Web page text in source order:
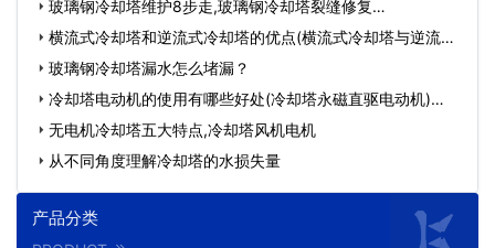
玻璃钢冷却塔维护8步走,玻璃钢冷却塔裂缝修复…
横流式冷却塔和逆流式冷却塔的优点(横流式冷却塔与逆流冷
却…玻璃钢冷却塔漏水怎么堵漏？
冷却塔电动机的使用有哪些好处(冷却塔永磁直驱电动机)…
无电机冷却塔五大特点,冷却塔风机电机
从不同角度理解冷却塔的水损失量
产品分类